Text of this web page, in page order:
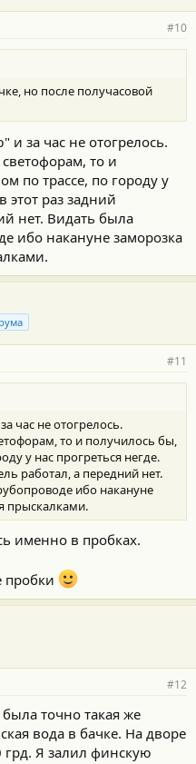
#10
но после получасовой
и за час не отогрелось.
то и
по трассе, по городу у
этот раз задний
нет. Видать была
ибо накануне заморозка
#11
час не отогрелось.
то и получилось бы,
у нас прогреться негде.
работал, а передний нет.
ибо накануне
прыскалками.
именно в пробках.
пробки
#12
была точно такая же
вода в бачке. На дворе
грд. Я залил финскую